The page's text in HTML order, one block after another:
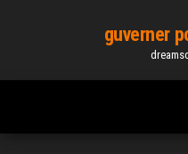
content
guverner